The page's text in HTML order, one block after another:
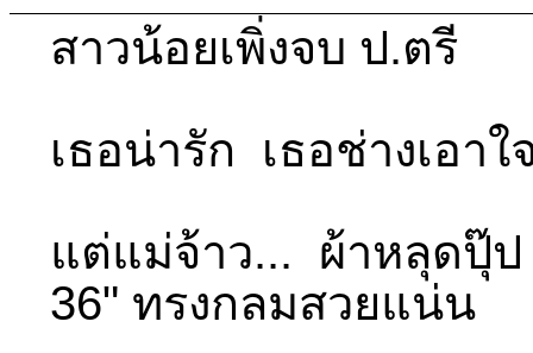
สาวน้อยเพิ่งจบ ป.ตรี
เธอน่ารัก เธอช่างเอา
แต่แม่จ้าว... ผ้าหลุดปุ๊
36" ทรงกลมสวยแน่น